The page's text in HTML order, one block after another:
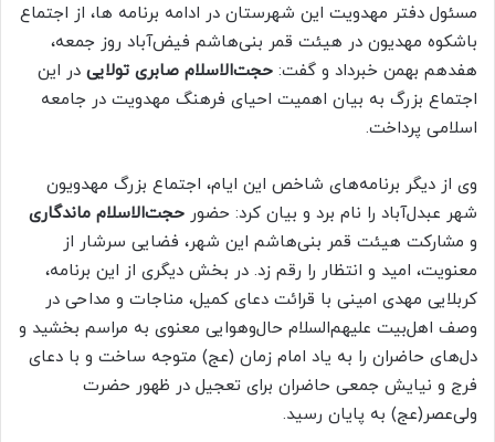
مسئول دفتر مهدویت این شهرستان در ادامه برنامه ها، از اجتماع
باشکوه مهدیون در هیئت قمر بنی‌هاشم فیض‌آباد روز جمعه،
هفدهم بهمن‌ خبرداد و گفت: حجت‌الاسلام صابری تولایی در این
اجتماع بزرگ به بیان اهمیت احیای فرهنگ مهدویت در جامعه
اسلامی پرداخت.
وی از دیگر برنامه‌های شاخص این ایام، اجتماع بزرگ مهدویون
شهر عبدل‌آباد را نام برد و بیان کرد: حضور حجت‌الاسلام ماندگاری
و مشارکت هیئت قمر بنی‌هاشم این شهر، فضایی سرشار از
معنویت، امید و انتظار را رقم زد. در بخش دیگری از این برنامه،
کربلایی مهدی امینی با قرائت دعای کمیل، مناجات و مداحی در
وصف اهل‌بیت علیهم‌السلام حال‌وهوایی معنوی به مراسم بخشید و
دل‌های حاضران را به یاد امام زمان (عج) متوجه ساخت و با دعای
فرج و نیایش جمعی حاضران برای تعجیل در ظهور حضرت
ولی‌عصر(عج) به پایان رسید.